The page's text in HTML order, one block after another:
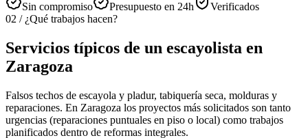
Sin compromiso
Presupuesto en 24h
Verificados
02 / ¿Qué trabajos hacen?
Servicios típicos de un escayolista en
Zaragoza
Falsos techos de escayola y pladur, tabiquería seca, molduras y
reparaciones. En Zaragoza los proyectos más solicitados son tanto
urgencias (reparaciones puntuales en piso o local) como trabajos
planificados dentro de reformas integrales.